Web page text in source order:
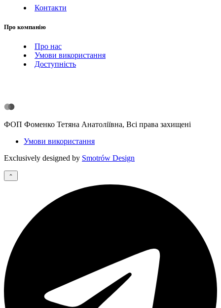
Контакти
Про компанію
Про нас
Умови використання
Доступність
ФОП Фоменко Тетяна Анатоліївна, Всі права захищені
Умови використання
Exclusively designed by Smotrów Design